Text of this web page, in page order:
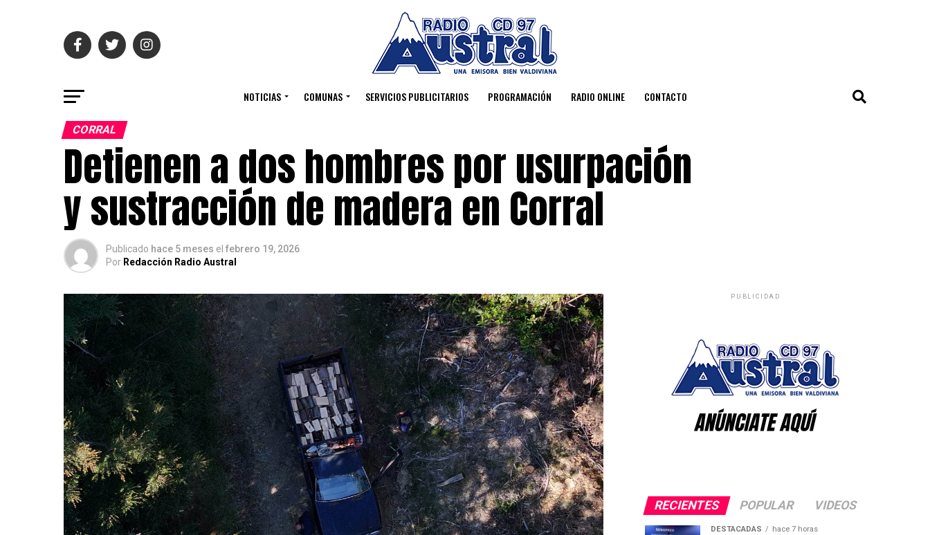
NOTICIAS COMUNAS SERVICIOS PUBLICITARIOS PROGRAMACIÓN RADIO ONLINE CONTACTO
CORRAL
Detienen a dos hombres por usurpación
y sustracción de madera en Corral
Publicado hace 5 meses el febrero 19, 2026
Por Redacción Radio Austral
PUBLICIDAD
RECIENTES POPULAR VIDEOS
DESTACADAS hace 7 horas